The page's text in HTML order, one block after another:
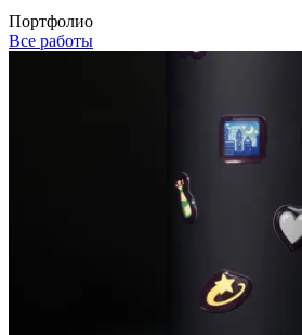
Портфолио
Все работы